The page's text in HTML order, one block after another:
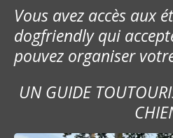
Vous avez accès aux
dogfriendly qui
pouvez organiser
UN GUIDE